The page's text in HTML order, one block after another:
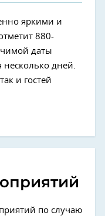
яркими и
880-
даты
несколько дней.
и гостей
по случаю